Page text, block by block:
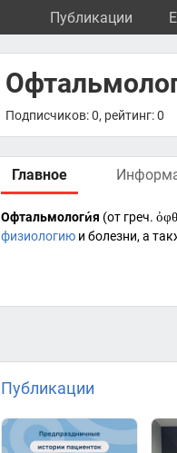
Публикации
Подписчиков: 0, рейтинг: 0
Главное
Офтальмологи́я (от греч.
физиологию и болезни, а
Публикации